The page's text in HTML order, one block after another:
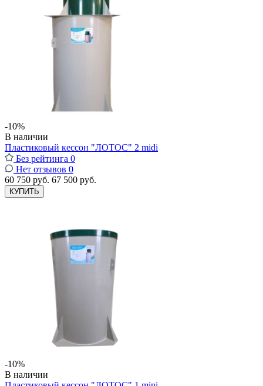
-10%
В наличии
Пластиковый кессон "ЛОТОС" 2 midi
Без рейтинга 0
Нет отзывов 0
60 750 руб. 67 500 руб.
КУПИТЬ
-10%
В наличии